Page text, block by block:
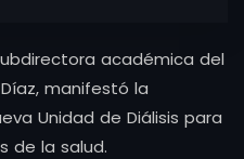
académica del
manifestó la
Unidad de Diálisis para
de la salud.